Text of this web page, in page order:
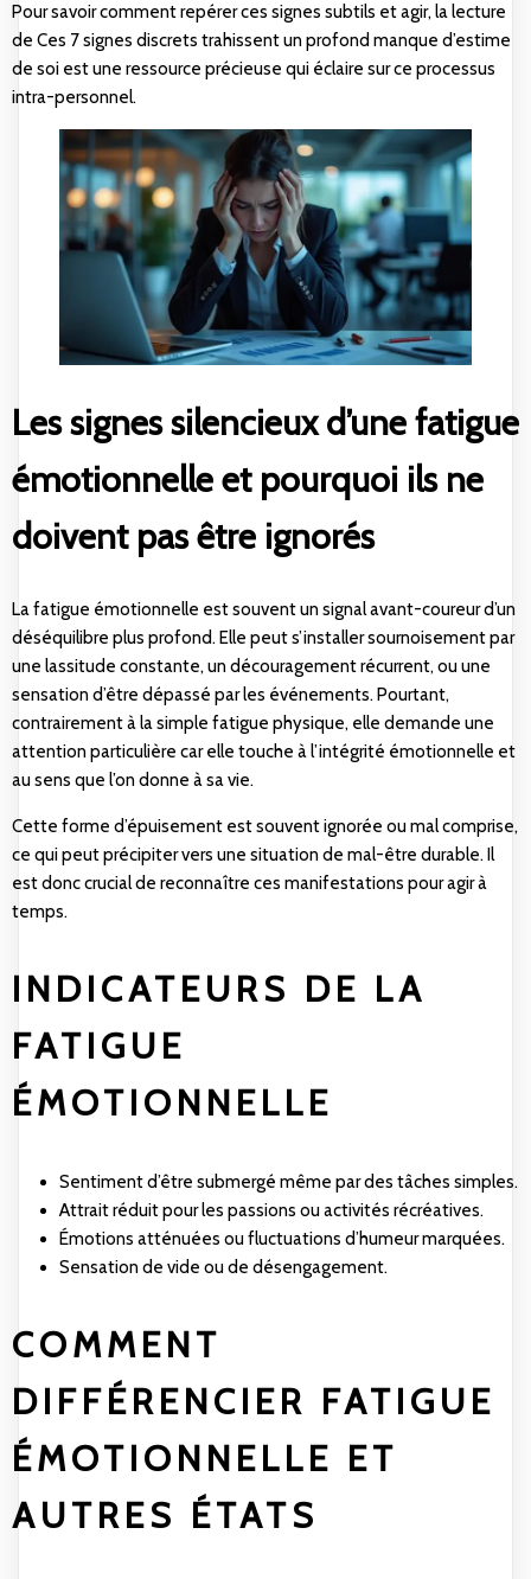
Pour savoir comment repérer ces signes subtils et agir, la lecture
de Ces 7 signes discrets trahissent un profond manque d’estime
de soi est une ressource précieuse qui éclaire sur ce processus
intra-personnel.
Les signes silencieux d’une fatigue
émotionnelle et pourquoi ils ne
doivent pas être ignorés
La fatigue émotionnelle est souvent un signal avant-coureur d’un
déséquilibre plus profond. Elle peut s’installer sournoisement par
une lassitude constante, un découragement récurrent, ou une
sensation d’être dépassé par les événements. Pourtant,
contrairement à la simple fatigue physique, elle demande une
attention particulière car elle touche à l’intégrité émotionnelle et
au sens que l’on donne à sa vie.
Cette forme d’épuisement est souvent ignorée ou mal comprise,
ce qui peut précipiter vers une situation de mal-être durable. Il
est donc crucial de reconnaître ces manifestations pour agir à
temps.
INDICATEURS DE LA
FATIGUE
ÉMOTIONNELLE
Sentiment d’être submergé même par des tâches simples.
Attrait réduit pour les passions ou activités récréatives.
Émotions atténuées ou fluctuations d’humeur marquées.
Sensation de vide ou de désengagement.
COMMENT
DIFFÉRENCIER FATIGUE
ÉMOTIONNELLE ET
AUTRES ÉTATS